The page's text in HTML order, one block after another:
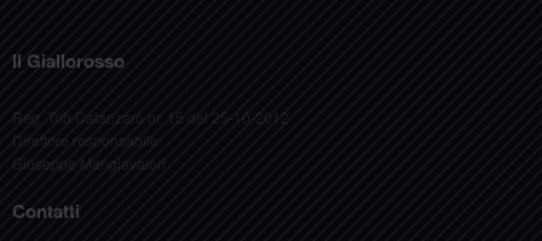
Il Giallorosso
Reg. Trib Catanzaro nr. 15 del 25-10-2012
Direttore responsabile:
Giuseppe Mangiavalori
Contatti